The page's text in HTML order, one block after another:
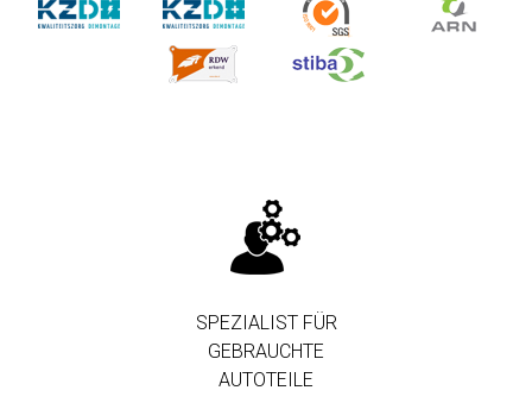
SPEZIALIST FÜR
GEBRAUCHTE
AUTOTEILE